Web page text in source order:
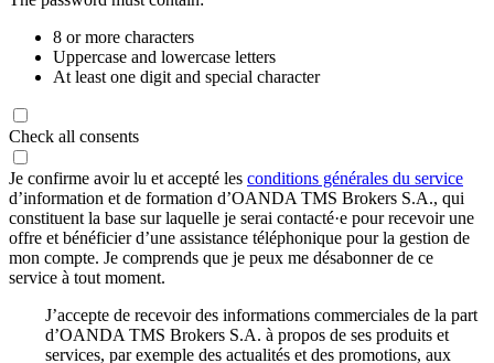
8 or more characters
Uppercase and lowercase letters
At least one digit and special character
Check all consents
Je confirme avoir lu et accepté les conditions générales du service
d’information et de formation d’OANDA TMS Brokers S.A., qui
constituent la base sur laquelle je serai contacté·e pour recevoir une
offre et bénéficier d’une assistance téléphonique pour la gestion de
mon compte. Je comprends que je peux me désabonner de ce
service à tout moment.
J’accepte de recevoir des informations commerciales de la part
d’OANDA TMS Brokers S.A. à propos de ses produits et
services, par exemple des actualités et des promotions, aux